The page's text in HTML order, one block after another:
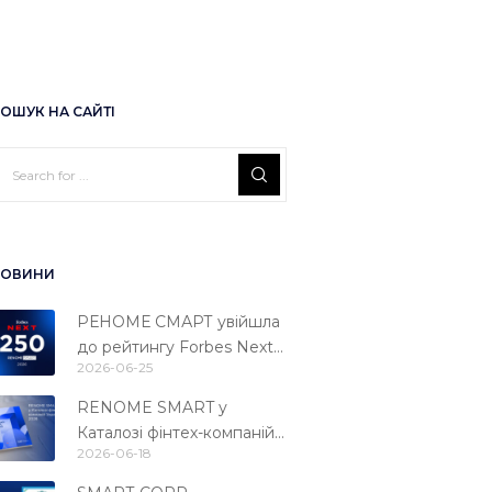
НА САЙТІ
РЕНОМЕ СМАРТ увійшла
до рейтингу Forbes Next
250
2026-06-25
RENOME SMART у
Каталозі фінтех-компаній
України 2026
2026-06-18